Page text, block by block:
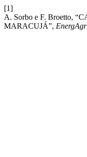
[1]
A. Sorbo e F. Broetto,
MARACUJÁ”,